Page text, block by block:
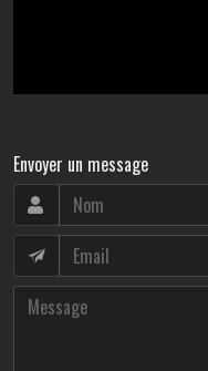
Envoyer un message